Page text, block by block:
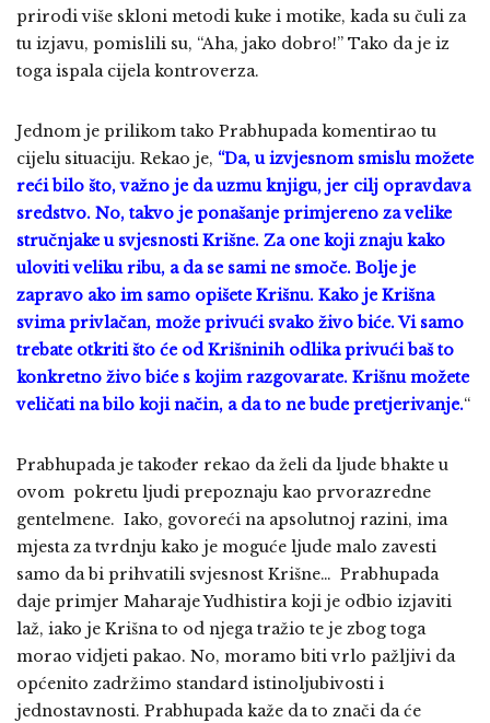
prirodi više skloni metodi kuke i motike, kada su čuli za
tu izjavu, pomislili su, “Aha, jako dobro!” Tako da je iz
toga ispala cijela kontroverza.
Jednom je prilikom tako Prabhupada komentirao tu
cijelu situaciju. Rekao je, “Da, u izvjesnom smislu možete
reći bilo što, važno je da uzmu knjigu, jer cilj opravdava
sredstvo. No, takvo je ponašanje primjereno za velike
stručnjake u svjesnosti Krišne. Za one koji znaju kako
uloviti veliku ribu, a da se sami ne smoče. Bolje je
zapravo ako im samo opišete Krišnu. Kako je Krišna
svima privlačan, može privući svako živo biće. Vi samo
trebate otkriti što će od Krišninih odlika privući baš to
konkretno živo biće s kojim razgovarate. Krišnu možete
veličati na bilo koji način, a da to ne bude pretjerivanje.“
Prabhupada je također rekao da želi da ljude bhakte u
ovom pokretu ljudi prepoznaju kao prvorazredne
gentelmene. Iako, govoreći na apsolutnoj razini, ima
mjesta za tvrdnju kako je moguće ljude malo zavesti
samo da bi prihvatili svjesnost Krišne… Prabhupada
daje primjer Maharaje Yudhistira koji je odbio izjaviti
laž, iako je Krišna to od njega tražio te je zbog toga
morao vidjeti pakao. No, moramo biti vrlo pažljivi da
općenito zadržimo standard istinoljubivosti i
jednostavnosti. Prabhupada kaže da to znači da će